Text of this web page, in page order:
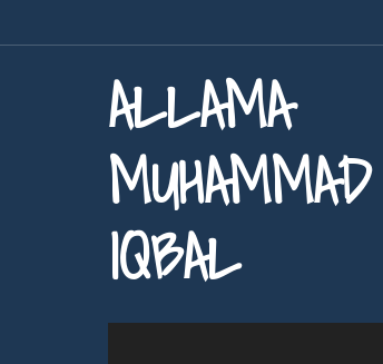
ALLAMA
MUHAMMAD
IQBAL